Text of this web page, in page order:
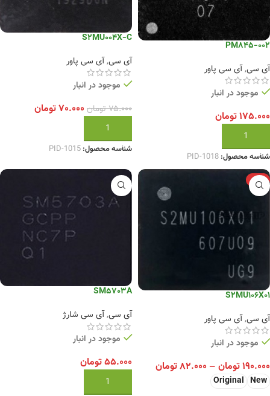
PM845-002
آی سی,آی سی پاور
موجود در انبار
۱۷۵.۰۰۰تومان
افزودن به سبد خرید
شناسه محصول: PID-1018
S2MU004X-C
آی سی,آی سی پاور
موجود در انبار
۷۵.۰۰۰تومان ۷۰.۰۰۰تومان
افزودن به سبد خرید
شناسه محصول: PID-1015
-10%
S2MU106X01
آی سی,آی سی پاور
موجود در انبار
۱۹۰.۰۰۰تومان – ۸۲.۰۰۰تومان
New
Original
SM5703A
آی سی,آی سی شارژ
موجود در انبار
۵۵.۰۰۰تومان
افزودن به سبد خرید